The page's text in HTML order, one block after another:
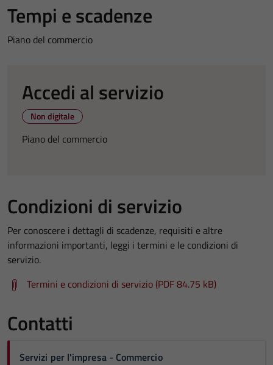
Tempi e scadenze
Piano del commercio
Accedi al servizio
Non digitale
Piano del commercio
Condizioni di servizio
Per conoscere i dettagli di scadenze, requisiti e altre
informazioni importanti, leggi i termini e le condizioni di
servizio.
Termini e condizioni di servizio (PDF 84.75 kB)
Contatti
Servizi per l'impresa - Commercio